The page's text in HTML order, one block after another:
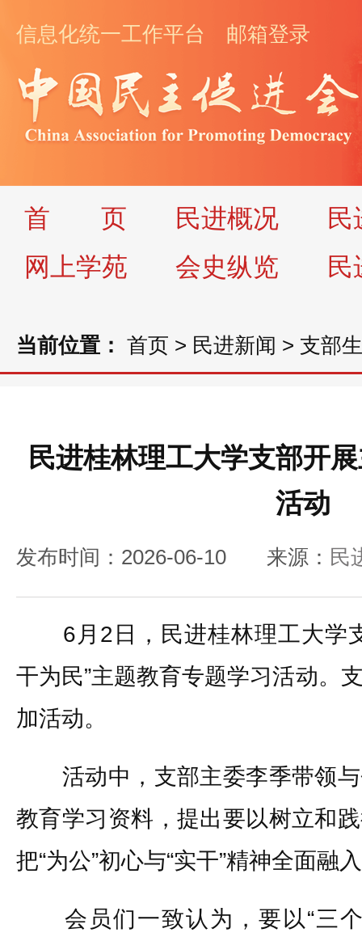
信息化统一工作平台 邮箱登录
首 页 民进概况
民
网上学苑
会史纵览 民
当前位置： 首页 > 民进新闻 > 支部
民进桂林理工大学支部开
活动
发布时间：2026-06-10 来源： 民
6月2日，民进桂林理工大学
干为民”主题教育专题学习活动。
加活动。
活动中，支部主委李季带领与
教育学习资料，提出要以树立和
把“为公”初心与“实干”精神全面融
会员们一致认为，要以“三个